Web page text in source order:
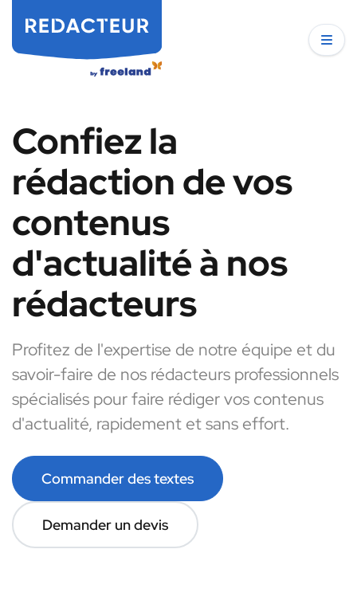
Confiez la
rédaction de vos
contenus
d'actualité à nos
rédacteurs
Profitez de l'expertise de notre équipe et du
savoir-faire de nos rédacteurs professionnels
spécialisés pour faire rédiger vos contenus
d'actualité, rapidement et sans effort.
Commander des textes
Demander un devis